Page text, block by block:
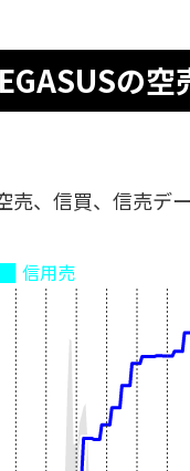
の空
売、信買、信売デ
信用売